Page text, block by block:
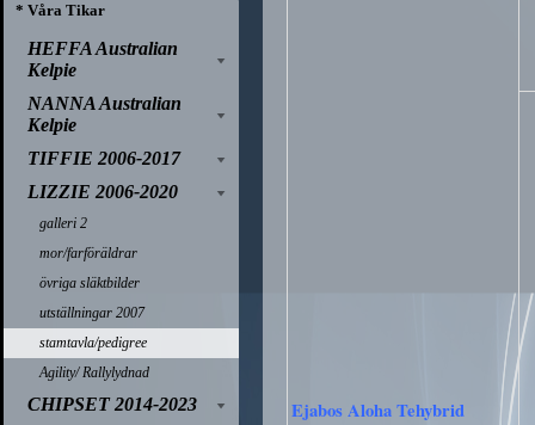
* Våra Tikar
HEFFA Australian
Kelpie
NANNA Australian
Kelpie
TIFFIE 2006-2017
LIZZIE 2006-2020
galleri 2
mor/farföräldrar
övriga släktbilder
utställningar 2007
stamtavla/pedigree
Agility/ Rallylydnad
CHIPSET 2014-2023
Ejabos Aloha Tehybrid